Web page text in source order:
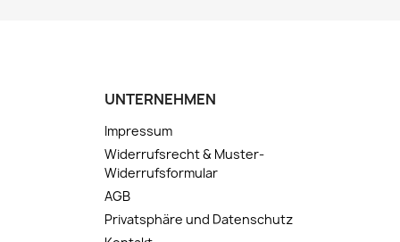
UNTERNEHMEN
Impressum
Widerrufsrecht & Muster-
Widerrufsformular
AGB
Privatsphäre und Datenschutz